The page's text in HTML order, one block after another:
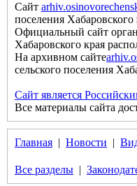
Сайт
поселения
Официальный сайт
Хабаровского края
На архивном сайте
сельского поселения
Сайт является
Все материалы сайта
Главная | Новости |
Все разделы |